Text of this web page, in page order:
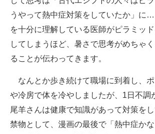
うやって熱中症対策をしていたか」に
を十分に理解している医師がピラミッ
してしまうほど、暑さで思考がめちゃ
ることが伝わってきます。
なんとか歩き続けて職場に到着し、ポ
や冷房で体を冷やしましたが、1日不調
尾羊さんは健康で知識があって対策を
禁物として、漫画の最後で「熱中症か